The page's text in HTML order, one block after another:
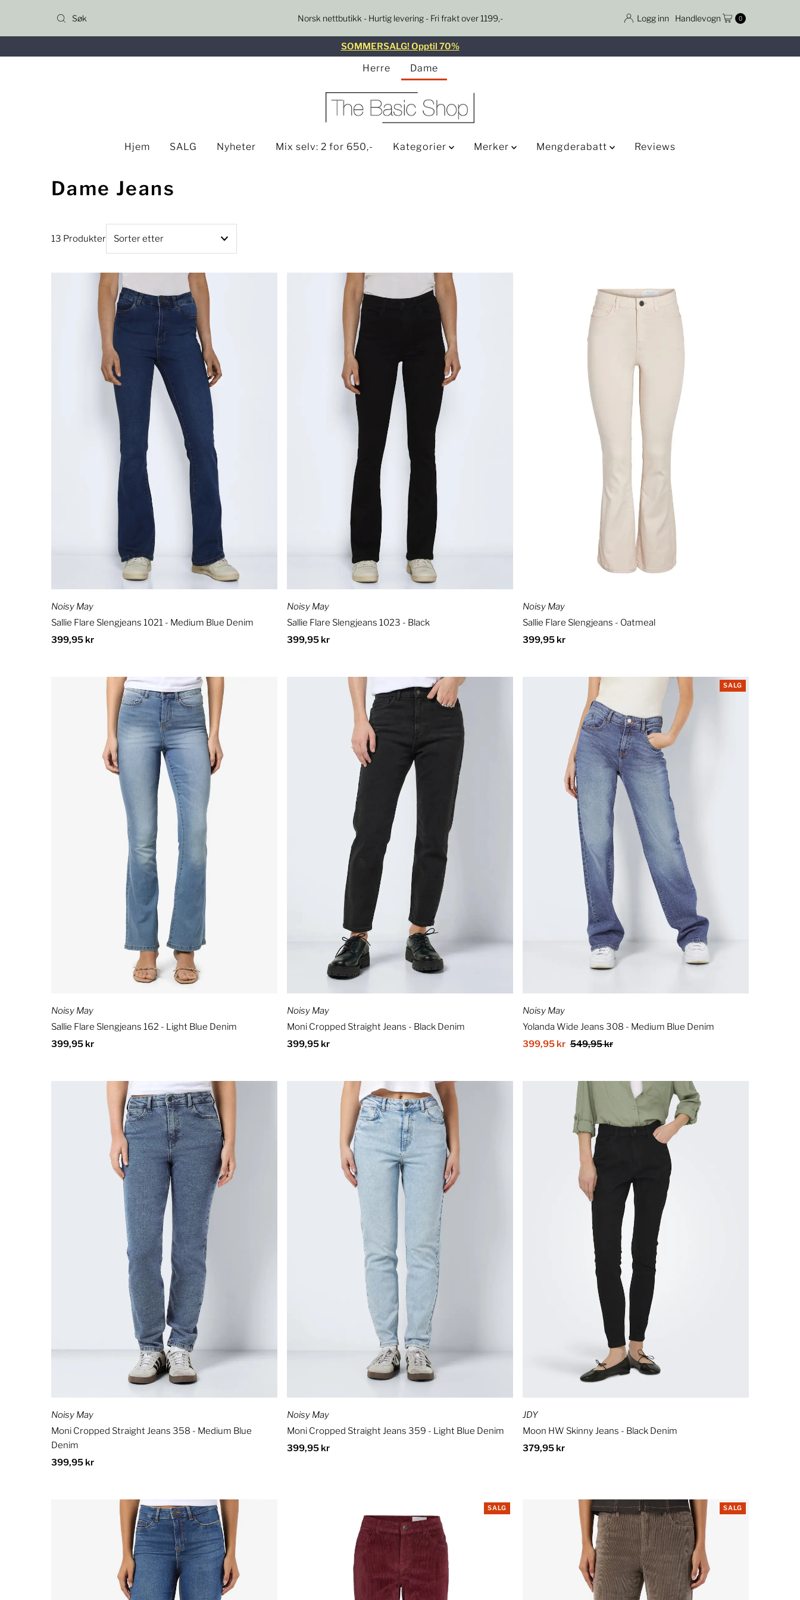
Gå til innhold Norsk nettbutikk - Hurtig levering - Fri frakt over 1199,- Logg inn Handlevogn 0
SOMMERSALG! Opptil 70%
Herre Dame
Hjem SALG Nyheter Mix selv: 2 for 650,- Kategorier Merker Mengderabatt Reviews
Dame Jeans
13 Produkter
Mest relevant
Bestselger
Alfabetisk, A–Å
Alfabetisk, Å–A
Pris, lav til høy
Pris, høy til lav
Dato, gammelt til nytt
Dato, nytt til gammelt
Noisy May
Sallie Flare Slengjeans 1021 - Medium Blue Denim
Ordinær
399,95 kr
Noisy May
Sallie Flare Slengjeans 1023 - Black
Ordinær
399,95 kr
Noisy May
Sallie Flare Slengjeans - Oatmeal
Ordinær
399,95 kr
Noisy May
Sallie Flare Slengjeans 162 - Light Blue Denim
Ordinær
399,95 kr
Noisy May
Moni Cropped Straight Jeans - Black Denim
Ordinær
399,95 kr
SALG
Noisy May
Yolanda Wide Jeans 308 - Medium Blue Denim
Salgspris
399,95 kr Ordinær
549,95 kr
Noisy May
Moni Cropped Straight Jeans 358 - Medium Blue
Denim
Ordinær
399,95 kr
Noisy May
Moni Cropped Straight Jeans 359 - Light Blue Denim
Ordinær
399,95 kr
JDY
Moon HW Skinny Jeans - Black Denim
Ordinær
379,95 kr
SALG SALG